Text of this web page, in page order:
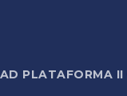
PLATAFORMA